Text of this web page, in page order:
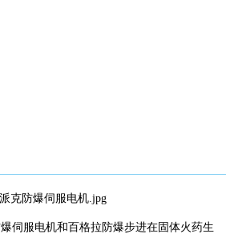
伺服电机和百格拉防爆步进在固体火药生